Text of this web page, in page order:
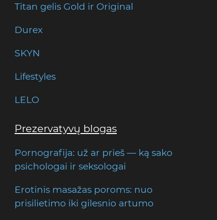
Titan gelis Gold ir Original
Durex
SKYN
Lifestyles
LELO
Prezervatyvų blogas
Pornografija: už ar prieš — ką sako
psichologai ir seksologai
Erotinis masažas poroms: nuo
prisilietimo iki gilesnio artumo